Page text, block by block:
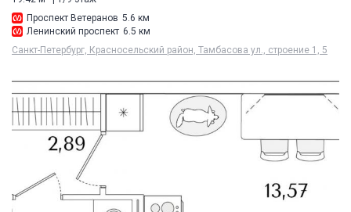
Проспект Ветеранов 5.6 км
Ленинский проспект 6.5 км
Санкт-Петербург, Красносельский район, Тамбасова ул., строение 1, 5